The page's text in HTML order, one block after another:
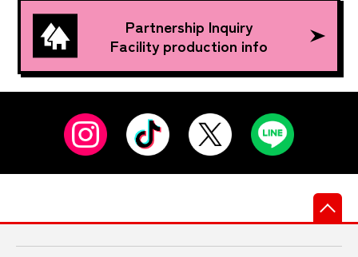
Partnership Inquiry
Facility production info